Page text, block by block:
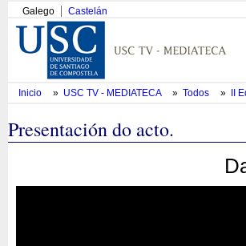
Galego Castelán
Inicio » USC TV - MEDIATECA » Todos » II
Presentación do acto.